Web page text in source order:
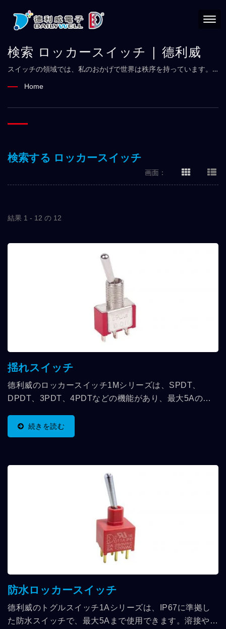
検索 ロッカースイッチ | 德利威
スイッチの領域では、私のおかげで世界は秩序を持っています。
Home
検索する ロッカースイッチ
画面：
結果 1 - 12 の 12
揺れスイッチ
德利威のロッカースイッチ1Mシリーズは、SPDT、
DPDT、3PDT、4PDTなどの機能があり、最大5Aの
RoHS規格に準拠しています。ロッカースイッチ1Mシリ
ーズでは、90度および180度のデザインに加えて、縦方
ザーの習慣に合わせて使用することができます。さら
に、さまざまな端子タイプと長さがあり、より完璧な固
定方法を提供します。 外観に関して、私たちは様々なア
クセサリーやつまみのスタイルを持っており、德利威の
ロッカースイッチを使用する際に、より多様な選択肢を
続きを読む
防水ロッカースイッチ
德利威のトグルスイッチ1Aシリーズは、IP67に準拠し
た防水スイッチで、最大5Aまで使用できます。溶接や清